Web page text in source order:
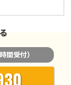
間受付）